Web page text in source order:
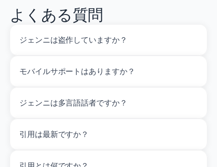
よくある質問
ジェンニは盗作していますか？
モバイルサポートはありますか？
ジェンニは多言語話者ですか？
引用は最新ですか？